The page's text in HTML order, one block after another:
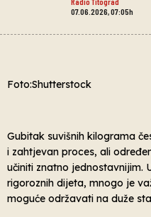
07.06.2026, 07:05h
Foto:Shutterstock
Gubitak suvišnih kilograma
i zahtjevan proces, ali
učiniti znatno jednostavnijim.
rigoroznih dijeta, mnogo je
moguće održavati na duže